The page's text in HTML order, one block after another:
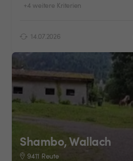
+4 weitere Kriterien
14.07.2026
Shambo, Wallach
9411 Reute